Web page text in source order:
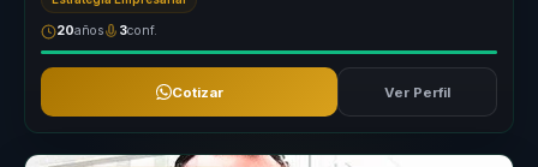
20años 3conf.
Cotizar Ver Perfil